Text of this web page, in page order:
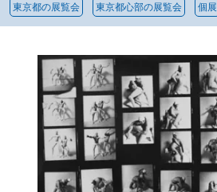
東京都の展覧会 東京都心部の展覧会 個展